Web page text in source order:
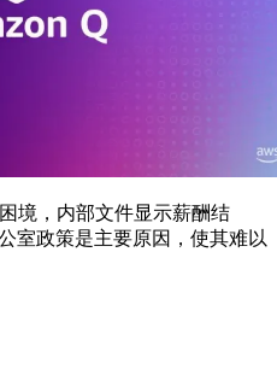
境，内部文件显示薪酬结
室政策是主要原因，使其难以